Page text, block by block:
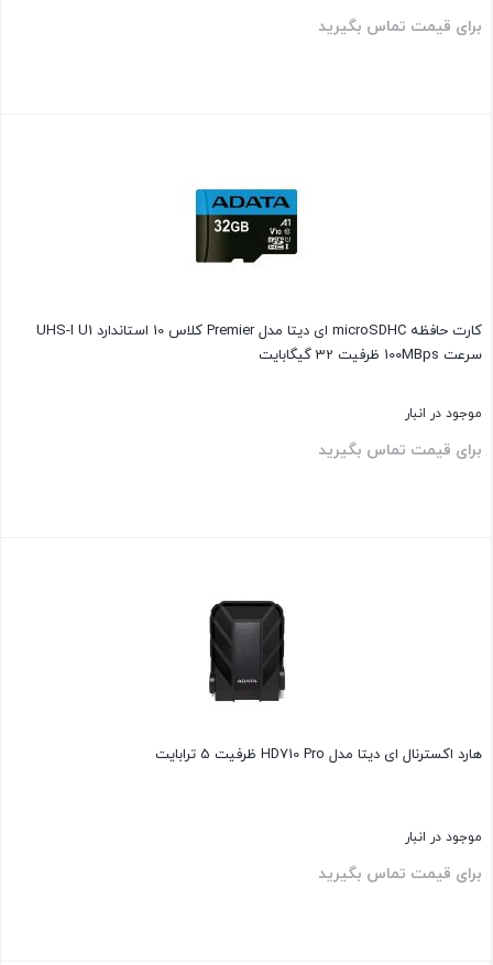
برای قیمت تماس بگیرید
کارت حافظه‌ microSDHC ای دیتا مدل Premier کلاس 10 استاندارد UHS-I U1
سرعت 100MBps ظرفیت 32 گیگابایت
موجود در انبار
برای قیمت تماس بگیرید
هارد اکسترنال ای دیتا مدل HD710 Pro ظرفیت 5 ترابایت
موجود در انبار
برای قیمت تماس بگیرید